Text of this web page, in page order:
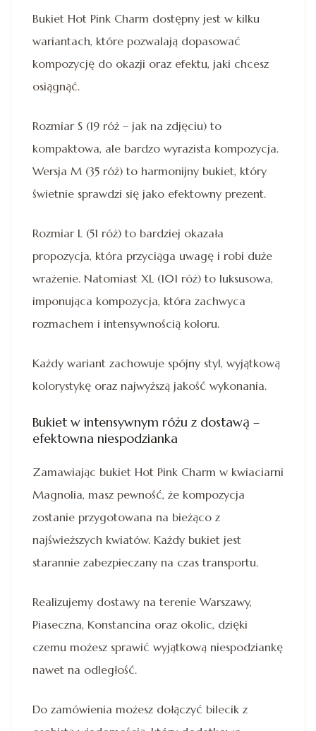
Bukiet Hot Pink Charm dostępny jest w kilku
wariantach, które pozwalają dopasować
kompozycję do okazji oraz efektu, jaki chcesz
osiągnąć.
Rozmiar S (19 róż – jak na zdjęciu) to
kompaktowa, ale bardzo wyrazista kompozycja.
Wersja M (35 róż) to harmonijny bukiet, który
świetnie sprawdzi się jako efektowny prezent.
Rozmiar L (51 róż) to bardziej okazała
propozycja, która przyciąga uwagę i robi duże
wrażenie. Natomiast XL (101 róż) to luksusowa,
imponująca kompozycja, która zachwyca
rozmachem i intensywnością koloru.
Każdy wariant zachowuje spójny styl, wyjątkową
kolorystykę oraz najwyższą jakość wykonania.
Bukiet w intensywnym różu z dostawą –
efektowna niespodzianka
Zamawiając bukiet Hot Pink Charm w kwiaciarni
Magnolia, masz pewność, że kompozycja
zostanie przygotowana na bieżąco z
najświeższych kwiatów. Każdy bukiet jest
starannie zabezpieczany na czas transportu.
Realizujemy dostawy na terenie Warszawy,
Piaseczna, Konstancina oraz okolic, dzięki
czemu możesz sprawić wyjątkową niespodziankę
nawet na odległość.
Do zamówienia możesz dołączyć bilecik z